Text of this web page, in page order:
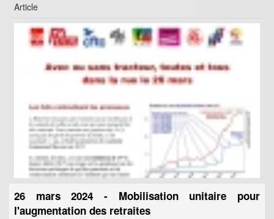
Article
26 mars 2024 - Mobilisation unitaire pour
l'augmentation des retraites